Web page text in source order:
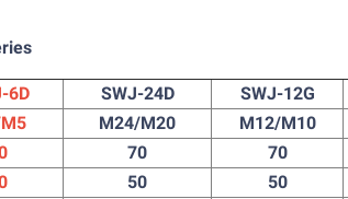
6D SWJ-24D SWJ-12G
M24/M20 M12/M10
70 70
50 50